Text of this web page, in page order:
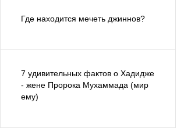
Где находится мечеть джиннов?
7 удивительных фактов о Хадидже
- жене Пророка Мухаммада (мир
ему)